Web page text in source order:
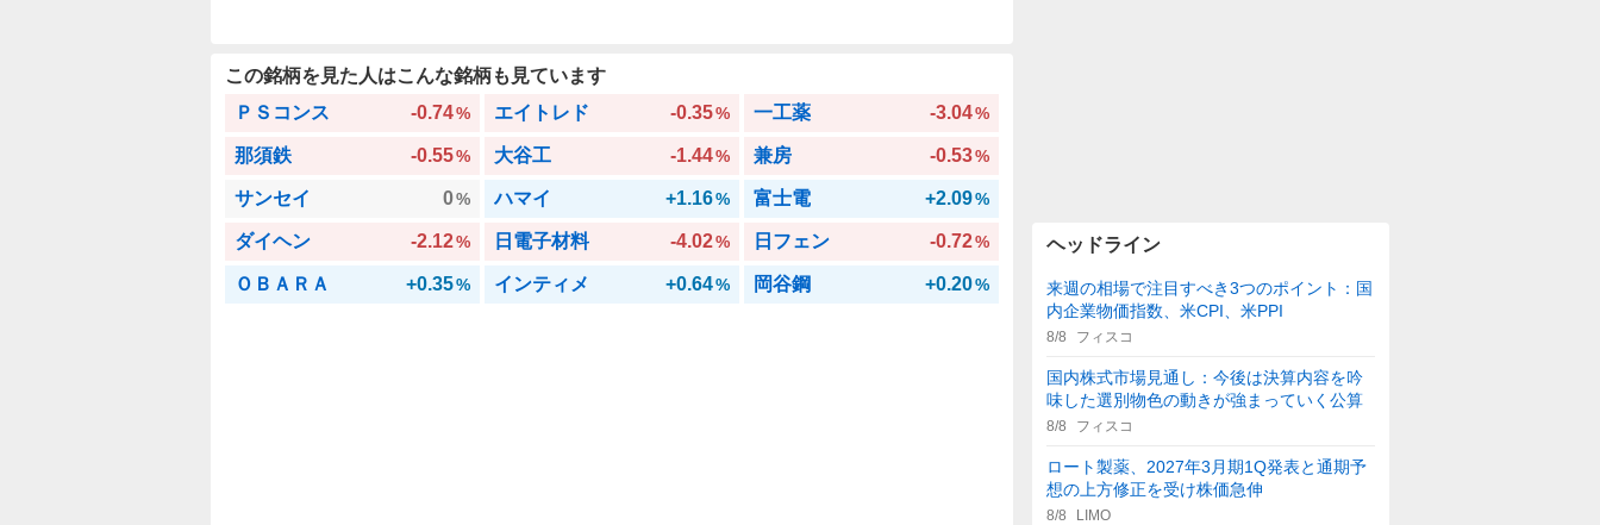
この銘柄を見た人はこんな銘柄も見ています
ＰＳコンス
-0.74% エイトレド -0.35% 一工薬 -3.04%
那須鉄 -0.55% 大谷工 -1.44% 兼房 -0.53%
サンセイ 0% ハマイ +1.16% 富士電 +2.09%
ダイヘン -2.12% 日電子材料 -4.02% 日フェン -0.72%
ＯＢＡＲＡ +0.35% インティメ +0.64% 岡谷鋼 +0.20%
ヘッドライン
来週の相場で注目すべき3つのポイント：国
内企業物価指数、米CPI、米PPI
8/8 フィスコ
国内株式市場見通し：今後は決算内容を吟
味した選別物色の動きが強まっていく公算
8/8 フィスコ
ロート製薬、2027年3月期1Q発表と通期予
想の上方修正を受け株価急伸
8/8 LIMO